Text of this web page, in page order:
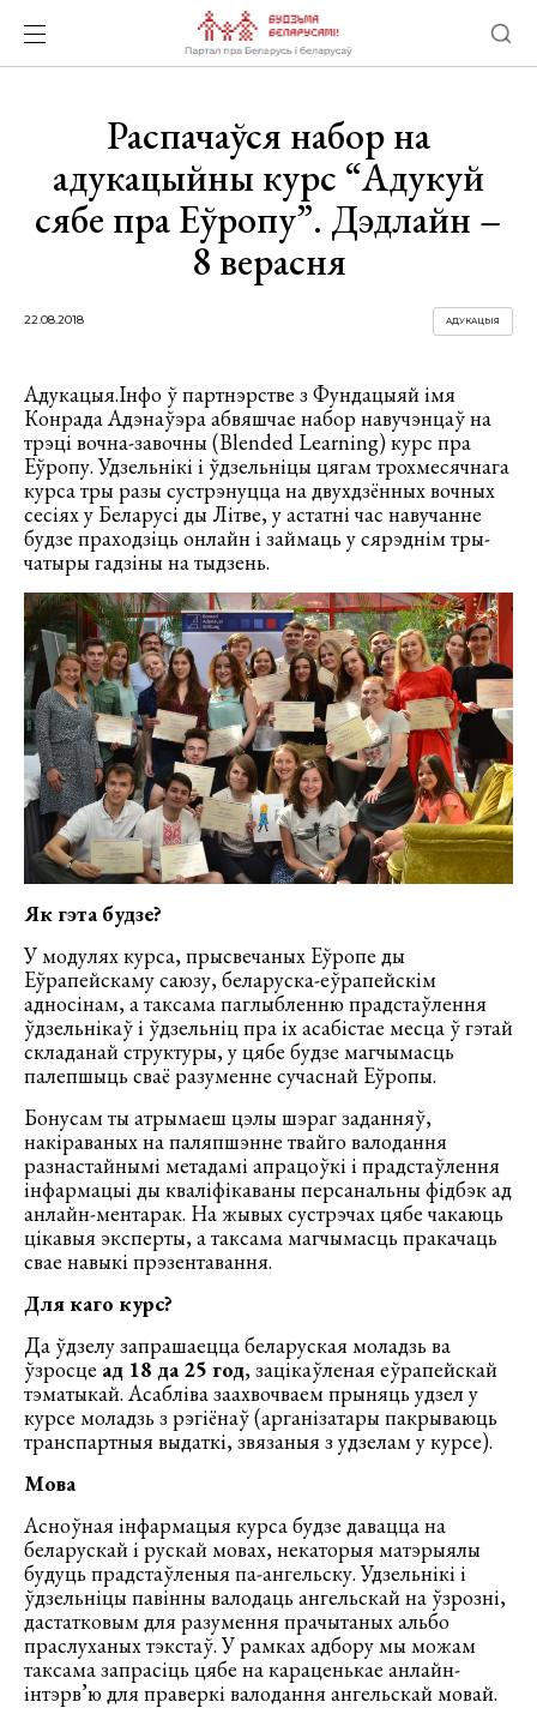
Распачаўся набор на
адукацыйны курс “Адукуй
сябе пра Еўропу”. Дэдлайн –
8 верасня
22.08.2018 АДУКАЦЫЯ
Адукацыя.Інфо ў партнэрстве з Фундацыяй імя
Конрада Адэнаўэра абвяшчае набор навучэнцаў на
трэці вочна-завочны (Blended Learning) курс пра
Еўропу. Удзельнікі і ўдзельніцы цягам трохмесячнага
курса тры разы сустрэнуцца на двухдзённых вочных
сесіях у Беларусі ды Літве, у астатні час навучанне
будзе праходзіць онлайн і займаць у сярэднім тры-
чатыры гадзіны на тыдзень.
Як гэта будзе?
У модулях курса, прысвечаных Еўропе ды
Еўрапейскаму саюзу, беларуска-еўрапейскім
адносінам, а таксама паглыбленню прадстаўлення
ўдзельнікаў і ўдзельніц пра іх асабістае месца ў гэтай
складанай структуры, у цябе будзе магчымасць
палепшыць сваё разуменне сучаснай Еўропы.
Бонусам ты атрымаеш цэлы шэраг заданняў,
накіраваных на паляпшэнне твайго валодання
разнастайнымі метадамі апрацоўкі і прадстаўлення
інфармацыі ды кваліфікаваны персанальны фідбэк ад
анлайн-ментарак. На жывых сустрэчах цябе чакаюць
цікавыя эксперты, а таксама магчымасць пракачаць
свае навыкі прэзентавання.
Для каго курс?
Да ўдзелу запрашаецца беларуская моладзь ва
ўзросце ад 18 да 25 год, зацікаўленая еўрапейскай
тэматыкай. Асабліва заахвочваем прыняць удзел у
курсе моладзь з рэгіёнаў (арганізатары пакрываюць
транспартныя выдаткі, звязаныя з удзелам у курсе).
Мова
Асноўная інфармацыя курса будзе давацца на
беларускай і рускай мовах, некаторыя матэрыялы
будуць прадстаўленыя па-ангельску. Удзельнікі і
ўдзельніцы павінны валодаць ангельскай на ўзрозні,
дастатковым для разумення прачытаных альбо
праслуханых тэкстаў. У рамках адбору мы можам
таксама запрасіць цябе на караценькае анлайн-
інтэрв’ю для праверкі валодання ангельскай мовай.